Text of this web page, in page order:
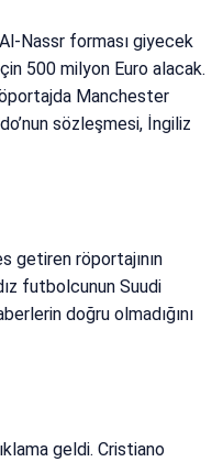
Nassr forması giyecek
500 milyon Euro alacak.
Manchester
sözleşmesi, İngiliz
getiren röportajının
futbolcunun Suudi
doğru olmadığını
geldi. Cristiano